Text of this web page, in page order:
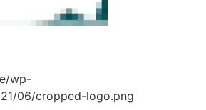
wp-
06/cropped-logo.png